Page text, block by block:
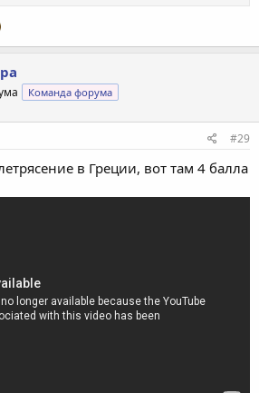
Команда форума
#29
в Греции, вот там 4 балла